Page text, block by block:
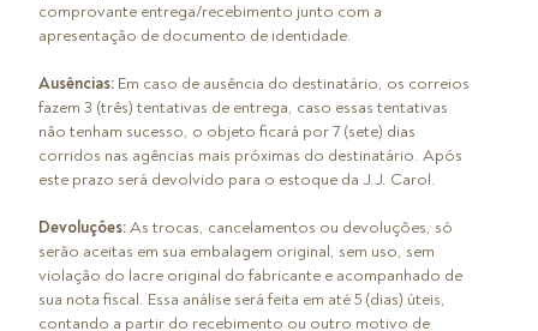
comprovante entrega/recebimento junto com a
apresentação de documento de identidade.
Ausências: Em caso de ausência do destinatário, os correios
fazem 3 (três) tentativas de entrega, caso essas tentativas
não tenham sucesso, o objeto ficará por 7 (sete) dias
corridos nas agências mais próximas do destinatário. Após
este prazo será devolvido para o estoque da J.J. Carol.
Devoluções:As trocas, cancelamentos ou devoluções, só
serão aceitas em sua embalagem original, sem uso, sem
violação do lacre original do fabricante e acompanhado de
sua nota fiscal. Essa análise será feita em até 5 (dias) úteis,
contando a partir do recebimento ou outro motivo de